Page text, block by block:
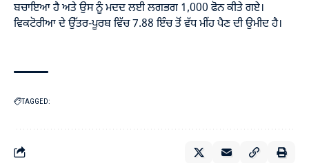
ਬਚਾਇਆ ਹੈ ਅਤੇ ਉਸ ਨੂੰ ਮਦਦ ਲਈ ਲਗਭਗ 1,000 ਫੋਨ ਕੀਤੇ ਗਏ।
ਵਿਕਟੋਰੀਆ ਦੇ ਉੱਤਰ-ਪੂਰਬ ਵਿੱਚ 7.88 ਇੰਚ ਤੋਂ ਵੱਧ ਮੀਂਹ ਪੈਣ ਦੀ ਉਮੀਦ ਹੈ।
TAGGED: